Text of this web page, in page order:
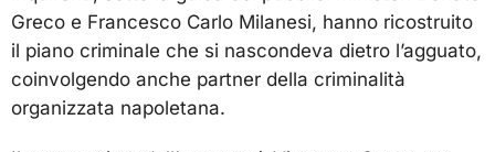
Greco e Francesco Carlo Milanesi, hanno ricostruito
il piano criminale che si nascondeva dietro l’agguato,
coinvolgendo anche partner della criminalità
organizzata napoletana.